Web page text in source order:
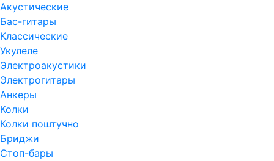
Акустические
Бас-гитары
Классические
Укулеле
Электроакустики
Электрогитары
Анкеры
Колки
Колки поштучно
Бриджи
Стоп-бары